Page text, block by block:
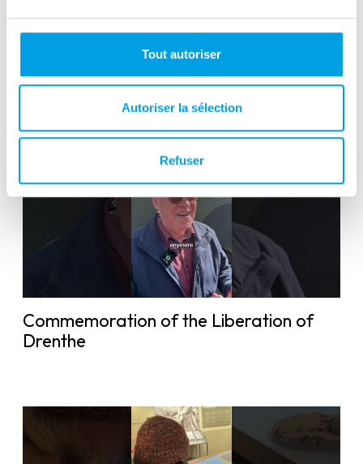
Tout autoriser
Autoriser la sélection
Refuser
Victory in Europe Day : May 8, 1945
Commemoration of the Liberation of
Drenthe